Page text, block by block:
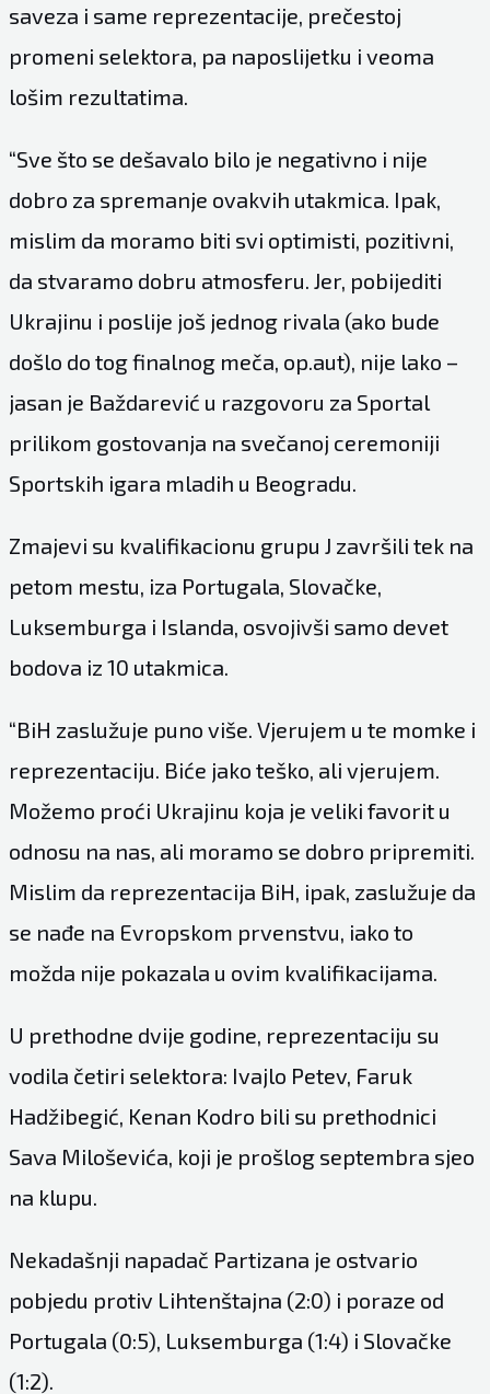
saveza i same reprezentacije, prečestoj
promeni selektora, pa naposlijetku i veoma
lošim rezultatima.
“Sve što se dešavalo bilo je negativno i nije
dobro za spremanje ovakvih utakmica. Ipak,
mislim da moramo biti svi optimisti, pozitivni,
da stvaramo dobru atmosferu. Jer, pobijediti
Ukrajinu i poslije još jednog rivala (ako bude
došlo do tog finalnog meča, op.aut), nije lako –
jasan je Baždarević u razgovoru za Sportal
prilikom gostovanja na svečanoj ceremoniji
Sportskih igara mladih u Beogradu.
Zmajevi su kvalifikacionu grupu J završili tek na
petom mestu, iza Portugala, Slovačke,
Luksemburga i Islanda, osvojivši samo devet
bodova iz 10 utakmica.
“BiH zaslužuje puno više. Vjerujem u te momke i
reprezentaciju. Biće jako teško, ali vjerujem.
Možemo proći Ukrajinu koja je veliki favorit u
odnosu na nas, ali moramo se dobro pripremiti.
Mislim da reprezentacija BiH, ipak, zaslužuje da
se nađe na Evropskom prvenstvu, iako to
možda nije pokazala u ovim kvalifikacijama.
U prethodne dvije godine, reprezentaciju su
vodila četiri selektora: Ivajlo Petev, Faruk
Hadžibegić, Kenan Kodro bili su prethodnici
Sava Miloševića, koji je prošlog septembra sjeo
na klupu.
Nekadašnji napadač Partizana je ostvario
pobjedu protiv Lihtenštajna (2:0) i poraze od
Portugala (0:5), Luksemburga (1:4) i Slovačke
(1:2).